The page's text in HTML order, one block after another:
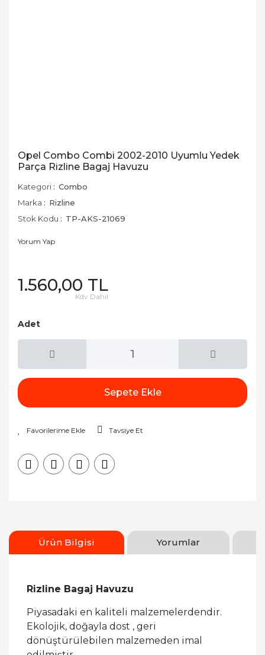
Opel Combo Combi 2002-2010 Uyumlu Yedek
Parça Rizline Bagaj Havuzu
Kategori
Combo
Marka
Rizline
Stok Kodu
TP-AKS-21069
Yorum Yap
1.560,00 TL
Kdv Dahil
Adet
Sepete Ekle
Tavsiye Et
Ürün Bilgisi Yorumlar
Rizline Bagaj Havuzu
Piyasadaki en kaliteli malzemelerdendir.
Ekolojik, doğayla dost , geri
dönüştürülebilen malzemeden imal